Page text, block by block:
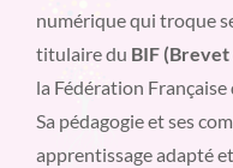
numérique qui troque
titulaire du BIF
la Fédération Française
Sa pédagogie et ses
apprentissage adapté